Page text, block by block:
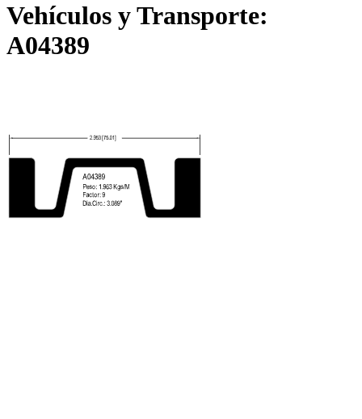
Vehículos y Transporte:
A04389